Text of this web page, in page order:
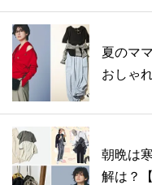
夏のマ
おしゃ
朝晩は
解は？